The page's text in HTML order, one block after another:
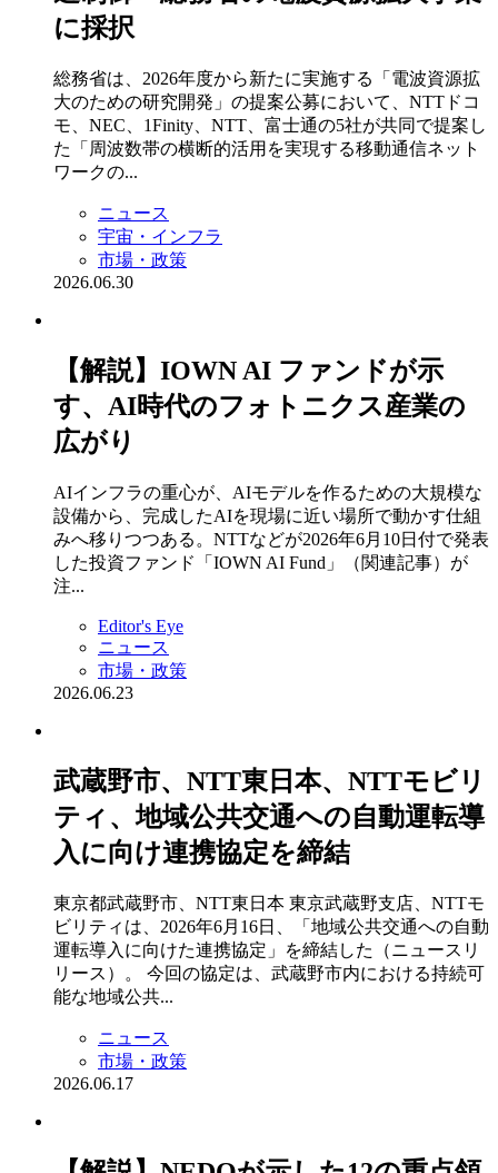
に採択
総務省は、2026年度から新たに実施する「電波資源拡
大のための研究開発」の提案公募において、NTTドコ
モ、NEC、1Finity、NTT、富士通の5社が共同で提案し
た「周波数帯の横断的活用を実現する移動通信ネット
ワークの...
ニュース
宇宙・インフラ
市場・政策
2026.06.30
【解説】IOWN AI ファンドが示
す、AI時代のフォトニクス産業の
広がり
AIインフラの重心が、AIモデルを作るための大規模な
設備から、完成したAIを現場に近い場所で動かす仕組
みへ移りつつある。NTTなどが2026年6月10日付で発表
した投資ファンド「IOWN AI Fund」（関連記事）が
注...
Editor's Eye
ニュース
市場・政策
2026.06.23
武蔵野市、NTT東日本、NTTモビリ
ティ、地域公共交通への自動運転導
入に向け連携協定を締結
東京都武蔵野市、NTT東日本 東京武蔵野支店、NTTモ
ビリティは、2026年6月16日、「地域公共交通への自動
運転導入に向けた連携協定」を締結した（ニュースリ
リース）。 今回の協定は、武蔵野市内における持続可
能な地域公共...
ニュース
市場・政策
2026.06.17